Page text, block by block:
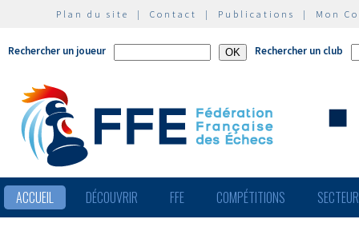
Plan du site | Contact | Publications | Mon
Rechercher un joueur Rechercher un club
ACCUEIL DÉCOUVRIR FFE COMPÉTITIONS